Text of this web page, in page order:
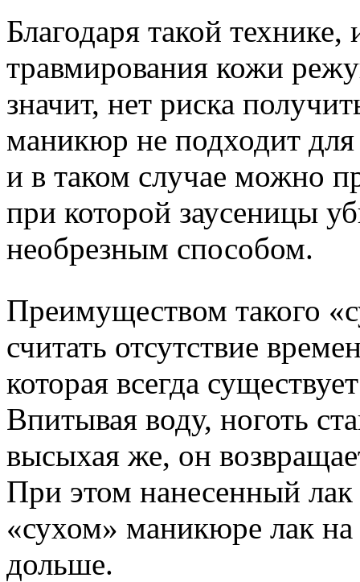
Благодаря такой технике,
травмирования кожи
значит, нет риска
маникюр не подходит
и в таком случае можно
при которой заусеницы
необрезным способом.
Преимуществом такого
считать отсутствие
которая всегда
Впитывая воду, ноготь
высыхая же, он
При этом нанесенный
«сухом» маникюре лак на
дольше.